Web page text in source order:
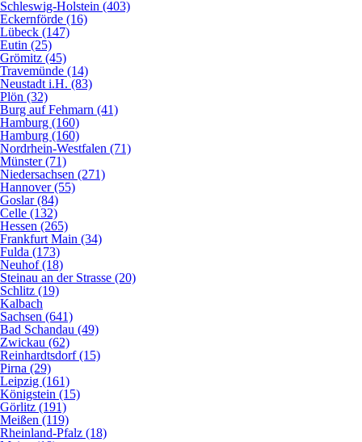
Schleswig-Holstein (403)
Eckernförde (16)
Lübeck (147)
Eutin (25)
Grömitz (45)
Travemünde (14)
Neustadt i.H. (83)
Plön (32)
Burg auf Fehmarn (41)
Hamburg (160)
Hamburg (160)
Nordrhein-Westfalen (71)
Münster (71)
Niedersachsen (271)
Hannover (55)
Goslar (84)
Celle (132)
Hessen (265)
Frankfurt Main (34)
Fulda (173)
Neuhof (18)
Steinau an der Strasse (20)
Schlitz (19)
Kalbach
Sachsen (641)
Bad Schandau (49)
Zwickau (62)
Reinhardtsdorf (15)
Pirna (29)
Leipzig (161)
Königstein (15)
Görlitz (191)
Meißen (119)
Rheinland-Pfalz (18)